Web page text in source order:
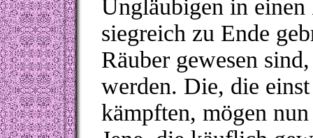
Ungläubigen in
siegreich zu Ende
Räuber gewesen
werden. Die, die
kämpften, mögen